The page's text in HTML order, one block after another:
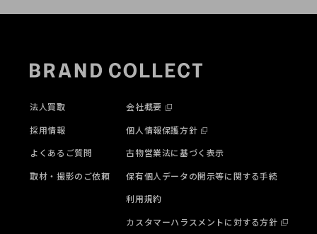
法人買取
採用情報
よくあるご質問
取材・撮影のご依頼
会社概要
個人情報保護方針
古物営業法に基づく表示
保有個人データの開示等に関する手続
利用規約
カスタマーハラスメントに対する方針